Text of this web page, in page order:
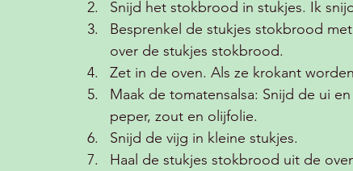
Snijd het stokbrood in stukjes. Ik
Besprenkel de stukjes stokbrood
over de stukjes stokbrood.
Zet in de oven. Als ze krokant
Maak de tomatensalsa: Snijd de ui
peper, zout en olijfolie.
Snijd de vijg in kleine stukjes.
Haal de stukjes stokbrood uit de